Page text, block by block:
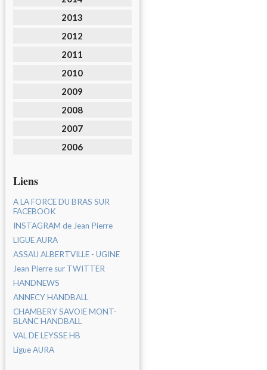
2013
2012
2011
2010
2009
2008
2007
2006
Liens
A LA FORCE DU BRAS SUR
FACEBOOK
INSTAGRAM de Jean Pierre
LIGUE AURA
ASSAU ALBERTVILLE - UGINE
Jean Pierre sur TWITTER
HANDNEWS
ANNECY HANDBALL
CHAMBERY SAVOIE MONT-
BLANC HANDBALL
VAL DE LEYSSE HB
Ligue AURA